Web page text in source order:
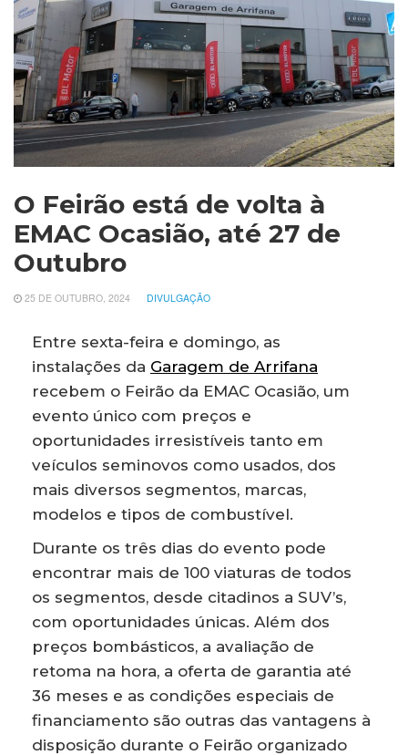
O Feirão está de volta à
EMAC Ocasião, até 27 de
Outubro
25 DE OUTUBRO, 2024 DIVULGAÇÃO
Entre sexta-feira e domingo, as
instalações da Garagem de Arrifana
recebem o Feirão da EMAC Ocasião, um
evento único com preços e
oportunidades irresistíveis tanto em
veículos seminovos como usados, dos
mais diversos segmentos, marcas,
modelos e tipos de combustível.
Durante os três dias do evento pode
encontrar mais de 100 viaturas de todos
os segmentos, desde citadinos a SUV’s,
com oportunidades únicas. Além dos
preços bombásticos, a avaliação de
retoma na hora, a oferta de garantia até
36 meses e as condições especiais de
financiamento são outras das vantagens à
disposição durante o Feirão organizado